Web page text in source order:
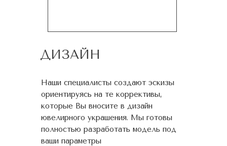
ДИЗАЙН
Наши специалисты создают эскизы
ориентируясь на те коррективы,
которые Вы вносите в дизайн
ювелирного украшения. Мы готовы
полностью разработать модель под
ваши параметры